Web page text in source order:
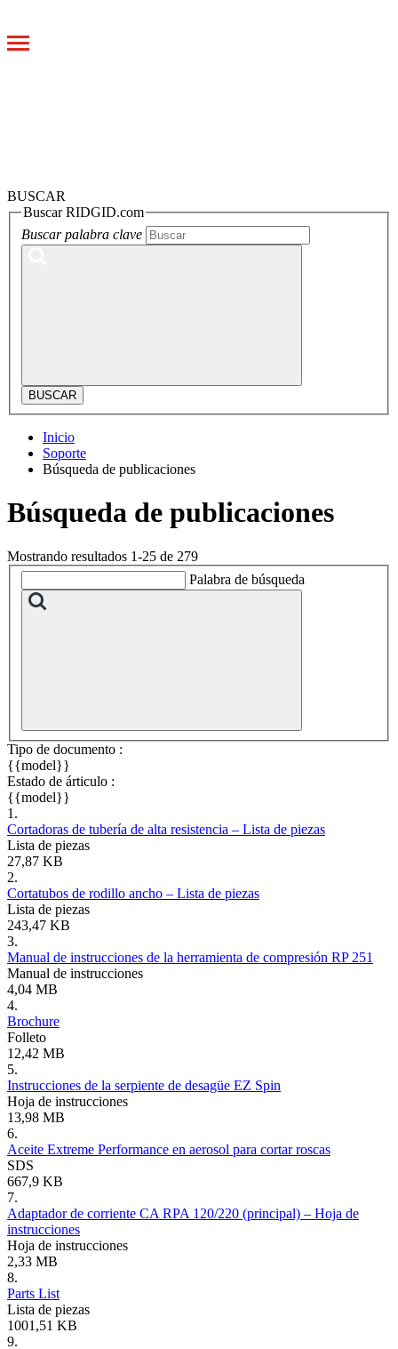
Toggle
BUSCAR
Buscar RIDGID.com
Buscar palabra clave
BUSCAR
Inicio
Soporte
Búsqueda de publicaciones
Búsqueda de publicaciones
Mostrando resultados 1-25 de 279
Palabra de búsqueda
Tipo de documento :
{{model}}
Estado de árticulo :
{{model}}
1.
Cortadoras de tubería de alta resistencia – Lista de piezas
Lista de piezas
27,87 KB
2.
Cortatubos de rodillo ancho – Lista de piezas
Lista de piezas
243,47 KB
3.
Manual de instrucciones de la herramienta de compresión RP 251
Manual de instrucciones
4,04 MB
4.
Brochure
Folleto
12,42 MB
5.
Instrucciones de la serpiente de desagüe EZ Spin
Hoja de instrucciones
13,98 MB
6.
Aceite Extreme Performance en aerosol para cortar roscas
SDS
667,9 KB
7.
Adaptador de corriente CA RPA 120/220 (principal) – Hoja de
instrucciones
Hoja de instrucciones
2,33 MB
8.
Parts List
Lista de piezas
1001,51 KB
9.